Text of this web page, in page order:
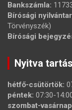
Bankszámla:
Bírósági
Törvényszék)
Bírósági
Nyitva tartás
hétfő-csütörtök:
péntek: 07:30-
szombat-